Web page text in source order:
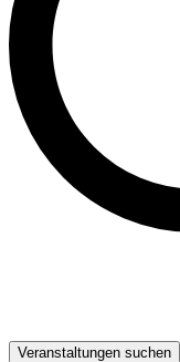
Veranstaltungen suchen